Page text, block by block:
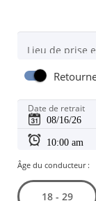
Lieu de prise
Date de retrait
Âge du conducteur :
18 - 29